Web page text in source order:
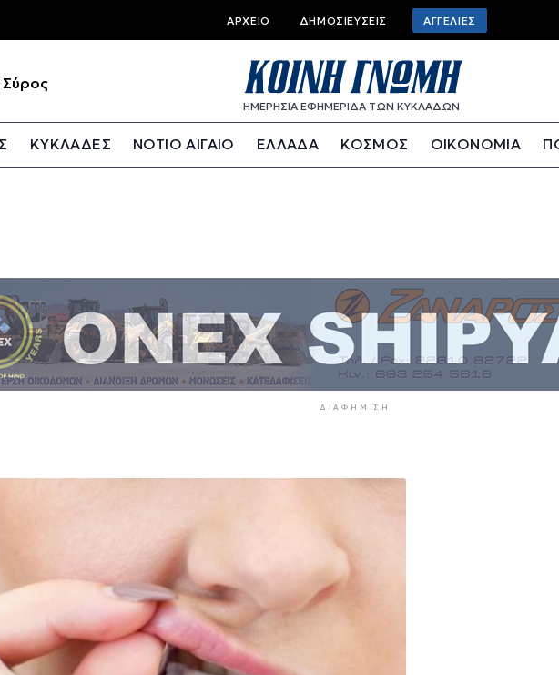
Top bar menu
ΑΡΧΕΊΟ ΔΗΜΟΣΙΕΎΣΕΙΣ ΑΓΓΕΛΊΕΣ
Σύρος
ΗΜΕΡΗΣΙΑ ΕΦΗΜΕΡΙΔΑ ΤΩΝ ΚΥΚΛΑΔΩΝ
ΚΥΚΛΑΔΕΣ ΝΟΤΙΟ ΑΙΓΑΙΟ ΕΛΛΑΔΑ ΚΟΣΜΟΣ ΟΙΚΟΝΟΜΙΑ
ΔΙΑΦΉΜΙΣΗ